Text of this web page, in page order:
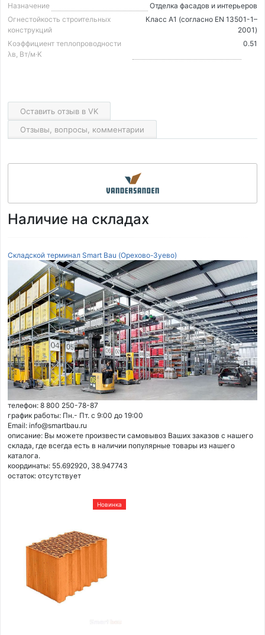
Назначение
Отделка фасадов и интерьеров
Огнестойкость строительных
конструкций
Класс А1 (согласно EN 13501-1–
2001)
Коэффициент теплопроводности
λв, Вт/м·K
0.51
Оставить отзыв в VK
Отзывы, вопросы, комментарии
Наличие на складах
Складской терминал Smart Bau (Орехово-Зуево)
телефон: 8 800 250-78-87
график работы: Пн.- Пт. с 9:00 до 19:00
Email: info@smartbau.ru
описание: Вы можете произвести самовывоз Ваших заказов с нашего
склада, где всегда есть в наличии популярные товары из нашего
каталога.
координаты: 55.692920, 38.947743
остаток: отсутствует
Новинка